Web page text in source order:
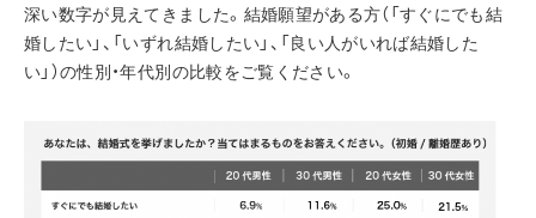
深い数字が見えてきました。結婚願望がある方（「すぐにでも結
婚したい」、「いずれ結婚したい」、「良い人がいれば結婚した
い」）の性別・年代別の比較をご覧ください。